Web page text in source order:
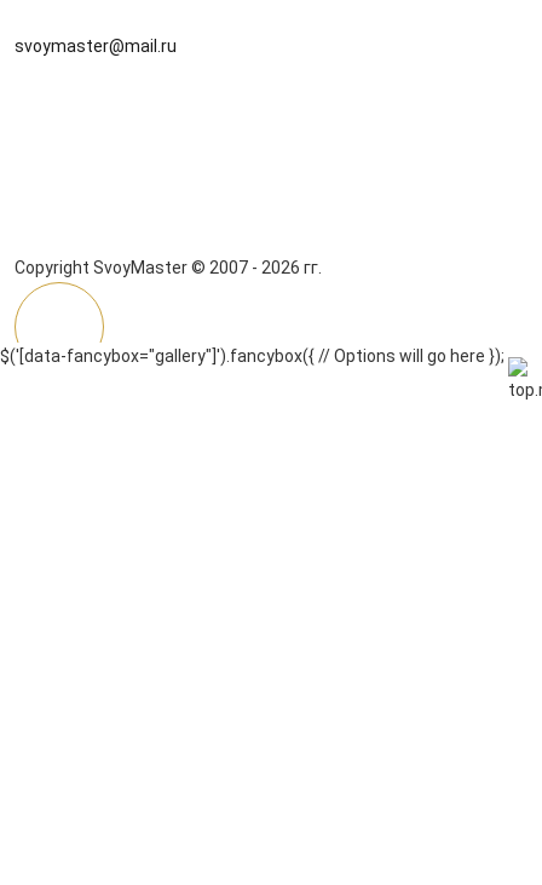
svoymaster@mail.ru
Copyright SvoyMaster © 2007 - 2026 гг.
$('[data-fancybox="gallery"]').fancybox({ // Options will go here });